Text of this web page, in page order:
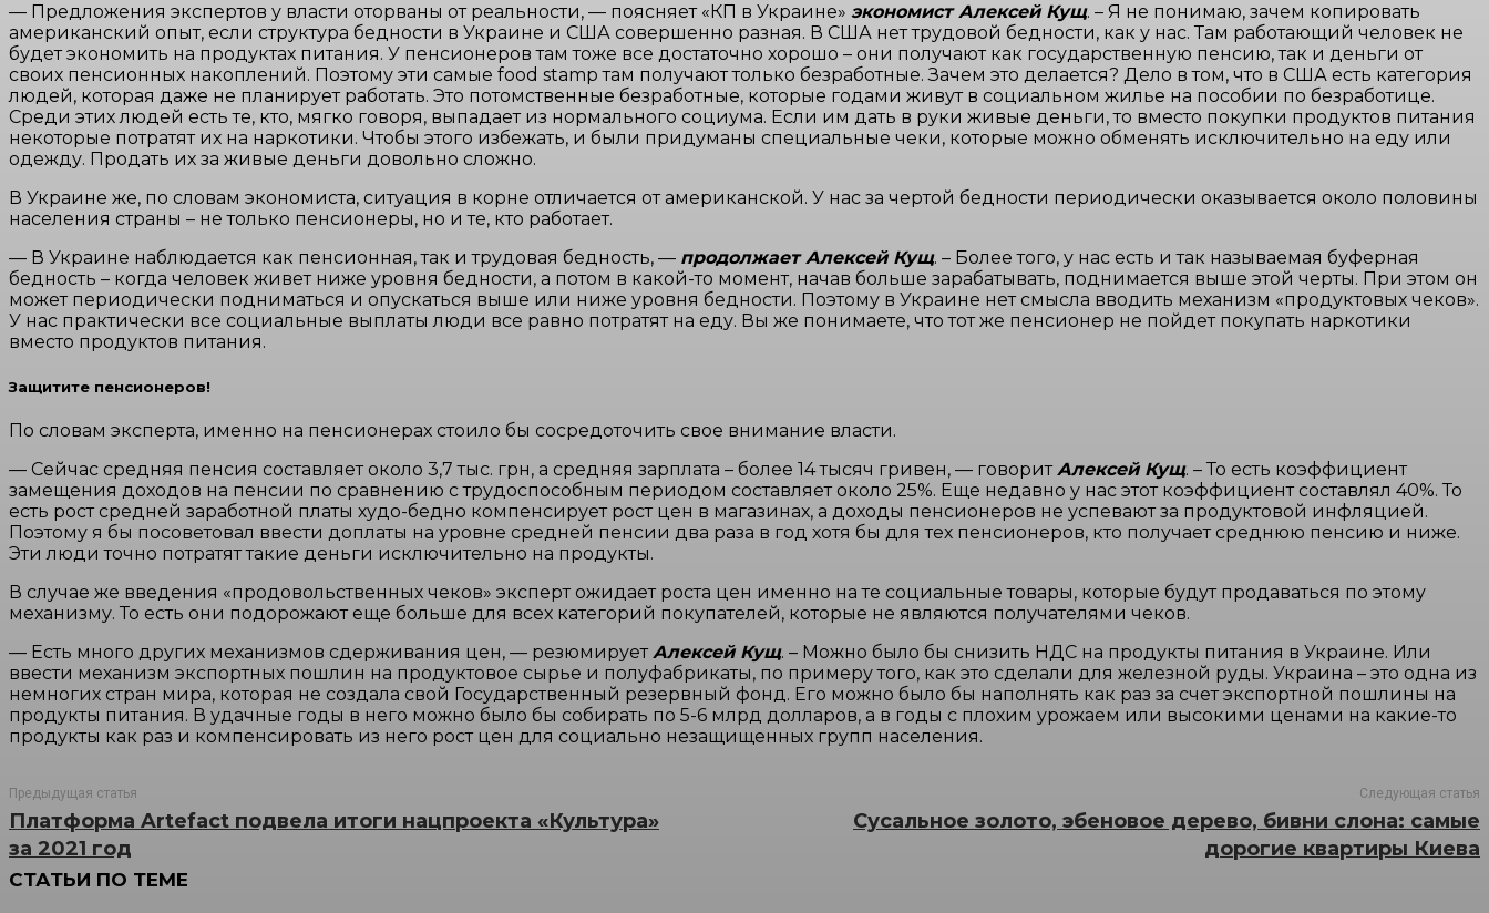
— Предложения экспертов у власти оторваны от реальности, — поясняет «КП в Украине» экономист Алексей Кущ. – Я не понимаю, зачем копировать
американский опыт, если структура бедности в Украине и США совершенно разная. В США нет трудовой бедности, как у нас. Там работающий человек не
будет экономить на продуктах питания. У пенсионеров там тоже все достаточно хорошо – они получают как государственную пенсию, так и деньги от
своих пенсионных накоплений. Поэтому эти самые food stamp там получают только безработные. Зачем это делается? Дело в том, что в США есть категория
людей, которая даже не планирует работать. Это потомственные безработные, которые годами живут в социальном жилье на пособии по безработице.
Среди этих людей есть те, кто, мягко говоря, выпадает из нормального социума. Если им дать в руки живые деньги, то вместо покупки продуктов питания
некоторые потратят их на наркотики. Чтобы этого избежать, и были придуманы специальные чеки, которые можно обменять исключительно на еду или
одежду. Продать их за живые деньги довольно сложно.
В Украине же, по словам экономиста, ситуация в корне отличается от американской. У нас за чертой бедности периодически оказывается около половины
населения страны – не только пенсионеры, но и те, кто работает.
— В Украине наблюдается как пенсионная, так и трудовая бедность, — продолжает Алексей Кущ. – Более того, у нас есть и так называемая буферная
бедность – когда человек живет ниже уровня бедности, а потом в какой-то момент, начав больше зарабатывать, поднимается выше этой черты. При этом он
может периодически подниматься и опускаться выше или ниже уровня бедности. Поэтому в Украине нет смысла вводить механизм «продуктовых чеков».
У нас практически все социальные выплаты люди все равно потратят на еду. Вы же понимаете, что тот же пенсионер не пойдет покупать наркотики
вместо продуктов питания.
Защитите пенсионеров!
По словам эксперта, именно на пенсионерах стоило бы сосредоточить свое внимание власти.
— Сейчас средняя пенсия составляет около 3,7 тыс. грн, а средняя зарплата – более 14 тысяч гривен, — говорит Алексей Кущ. – То есть коэффициент
замещения доходов на пенсии по сравнению с трудоспособным периодом составляет около 25%. Еще недавно у нас этот коэффициент составлял 40%. То
есть рост средней заработной платы худо-бедно компенсирует рост цен в магазинах, а доходы пенсионеров не успевают за продуктовой инфляцией.
Поэтому я бы посоветовал ввести доплаты на уровне средней пенсии два раза в год хотя бы для тех пенсионеров, кто получает среднюю пенсию и ниже.
Эти люди точно потратят такие деньги исключительно на продукты.
В случае же введения «продовольственных чеков» эксперт ожидает роста цен именно на те социальные товары, которые будут продаваться по этому
механизму. То есть они подорожают еще больше для всех категорий покупателей, которые не являются получателями чеков.
— Есть много других механизмов сдерживания цен, — резюмирует Алексей Кущ. – Можно было бы снизить НДС на продукты питания в Украине. Или
ввести механизм экспортных пошлин на продуктовое сырье и полуфабрикаты, по примеру того, как это сделали для железной руды. Украина – это одна из
немногих стран мира, которая не создала свой Государственный резервный фонд. Его можно было бы наполнять как раз за счет экспортной пошлины на
продукты питания. В удачные годы в него можно было бы собирать по 5-6 млрд долларов, а в годы с плохим урожаем или высокими ценами на какие-то
продукты как раз и компенсировать из него рост цен для социально незащищенных групп населения.
Предыдущая статья
Платформа Artefact подвела итоги нацпроекта «Культура»
за 2021 год
Следующая статья
Сусальное золото, эбеновое дерево, бивни слона: самые
дорогие квартиры Киева
СТАТЬИ ПО ТЕМЕ